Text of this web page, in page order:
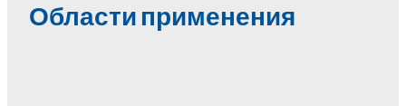
Области применения